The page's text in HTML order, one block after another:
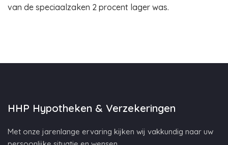
van de speciaalzaken 2 procent lager was.
HHP Hypotheken & Verzekeringen
Met onze jarenlange ervaring kijken wij vakkundig naar uw